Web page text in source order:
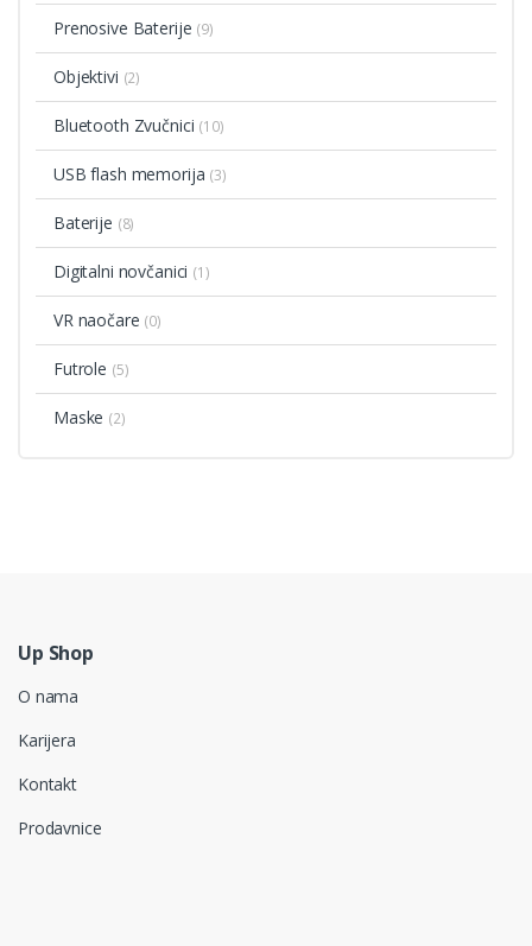
Prenosive Baterije (9)
Objektivi (2)
Bluetooth Zvučnici (10)
USB flash memorija (3)
Baterije (8)
Digitalni novčanici (1)
VR naočare (0)
Futrole (5)
Maske (2)
Up Shop
O nama
Karijera
Kontakt
Prodavnice